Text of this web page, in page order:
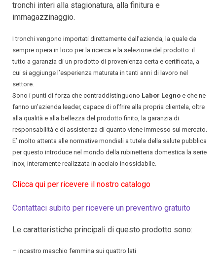
tronchi interi alla stagionatura, alla finitura e
immagazzinaggio.
I tronchi vengono importati direttamente dall’azienda, la quale da
sempre opera in loco per la ricerca e la selezione del prodotto: il
tutto a garanzia di un prodotto di provenienza certa e certificata, a
cui si aggiunge l’esperienza maturata in tanti anni di lavoro nel
settore.
Sono i punti di forza che contraddistinguono Labor Legno e che ne
fanno un’azienda leader, capace di offrire alla propria clientela, oltre
alla qualità e alla bellezza del prodotto finito, la garanzia di
responsabilità e di assistenza di quanto viene immesso sul mercato.
E’ molto attenta alle normative mondiali a tutela della salute pubblica
per questo introduce nel mondo della rubinetteria domestica la serie
Inox, interamente realizzata in acciaio inossidabile.
Clicca qui per ricevere il nostro catalogo
Contattaci subito per ricevere un preventivo gratuito
Le caratteristiche principali di questo prodotto sono:
– incastro maschio femmina sui quattro lati